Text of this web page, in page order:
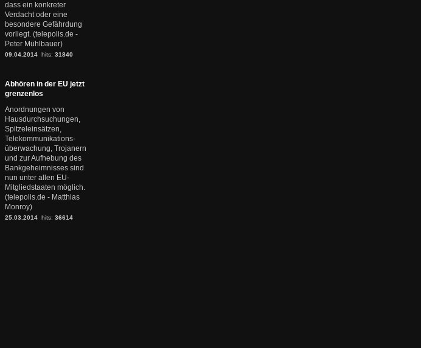
dass ein konkreter
Verdacht oder eine
besondere Gefährdung
vorliegt. (telepolis.de -
Peter Mühlbauer)
09.04.2014 hits: 31840
Abhören in der EU jetzt
grenzenlos
Anordnungen von
Hausdurchsuchungen,
Spitzeleinsätzen,
Telekommunikations-
überwachung, Trojanern
und zur Aufhebung des
Bankgeheimnisses sind
nun unter allen EU-
Mitgliedstaaten möglich.
(telepolis.de - Matthias
Monroy)
25.03.2014 hits: 36614